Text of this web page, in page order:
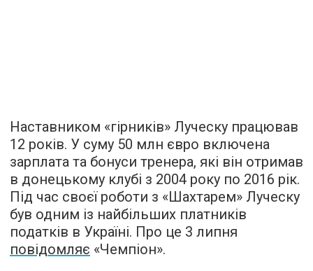
Наставником «гірників» Луческу працював
12 років. У суму 50 млн євро включена
зарплата та бонуси тренера, які він отримав
в донецькому клубі з 2004 року по 2016 рік.
Під час своєї роботи з «Шахтарем» Луческу
був одним із найбільших платників
податків в Україні. Про це 3 липня
повідомляє «Чемпіон».